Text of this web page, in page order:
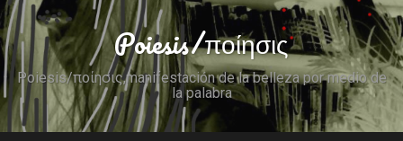
Skip
to
content
Search Poiesis/ποίησις
Poiesis/ποίησις,manifestación de la belleza por medio de
la palabra